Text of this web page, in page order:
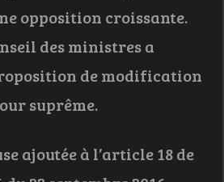
opposition croissante.
des ministres a
de modification
suprême.
ajoutée à l’article 18 de